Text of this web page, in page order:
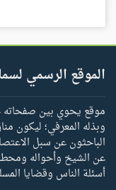
الموقع الرسمي
موقع يحوي بين صفحاته
وبذله المعرفي؛ ليكون
الباحثون عن سبل
عن الشيخ وأحواله
أسئلة الناس وقضايا